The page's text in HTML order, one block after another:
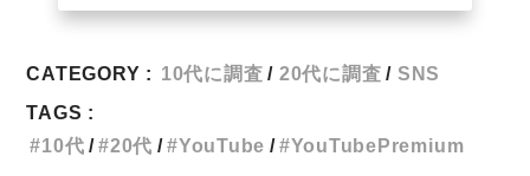
CATEGORY : 10代に調査 20代に調査
SNS
TAGS :
10代
20代 YouTube YouTubePremium